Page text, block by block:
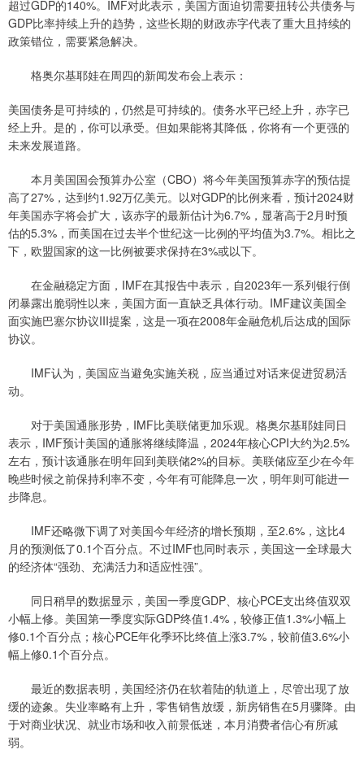
超过GDP的140%。IMF对此表示，美国方面迫切需要扭转公共债务与
GDP比率持续上升的趋势，这些长期的财政赤字代表了重大且持续的
政策错位，需要紧急解决。
格奥尔基耶娃在周四的新闻发布会上表示：
美国债务是可持续的，仍然是可持续的。债务水平已经上升，赤字已
经上升。是的，你可以承受。但如果能将其降低，你将有一个更强的
未来发展道路。
本月美国国会预算办公室（CBO）将今年美国预算赤字的预估提
高了27%，达到约1.92万亿美元。以对GDP的比例来看，预计2024财
年美国赤字将会扩大，该赤字的最新估计为6.7%，显著高于2月时预
估的5.3%，而美国在过去半个世纪这一比例的平均值为3.7%。相比之
下，欧盟国家的这一比例被要求保持在3%或以下。
在金融稳定方面，IMF在其报告中表示，自2023年一系列银行倒
闭暴露出脆弱性以来，美国方面一直缺乏具体行动。IMF建议美国全
面实施巴塞尔协议III提案，这是一项在2008年金融危机后达成的国际
协议。
IMF认为，美国应当避免实施关税，应当通过对话来促进贸易活
动。
对于美国通胀形势，IMF比美联储更加乐观。格奥尔基耶娃同日
表示，IMF预计美国的通胀将继续降温，2024年核心CPI大约为2.5%
左右，预计该通胀在明年回到美联储2%的目标。美联储应至少在今年
晚些时候之前保持利率不变，今年有可能降息一次，明年则可能进一
步降息。
IMF还略微下调了对美国今年经济的增长预期，至2.6%，这比4
月的预测低了0.1个百分点。不过IMF也同时表示，美国这一全球最大
的经济体“强劲、充满活力和适应性强”。
同日稍早的数据显示，美国一季度GDP、核心PCE支出终值双双
小幅上修。美国第一季度实际GDP终值1.4%，较修正值1.3%小幅上
修0.1个百分点；核心PCE年化季环比终值上涨3.7%，较前值3.6%小
幅上修0.1个百分点。
最近的数据表明，美国经济仍在软着陆的轨道上，尽管出现了放
缓的迹象。失业率略有上升，零售销售放缓，新房销售在5月骤降。由
于对商业状况、就业市场和收入前景低迷，本月消费者信心有所减
弱。